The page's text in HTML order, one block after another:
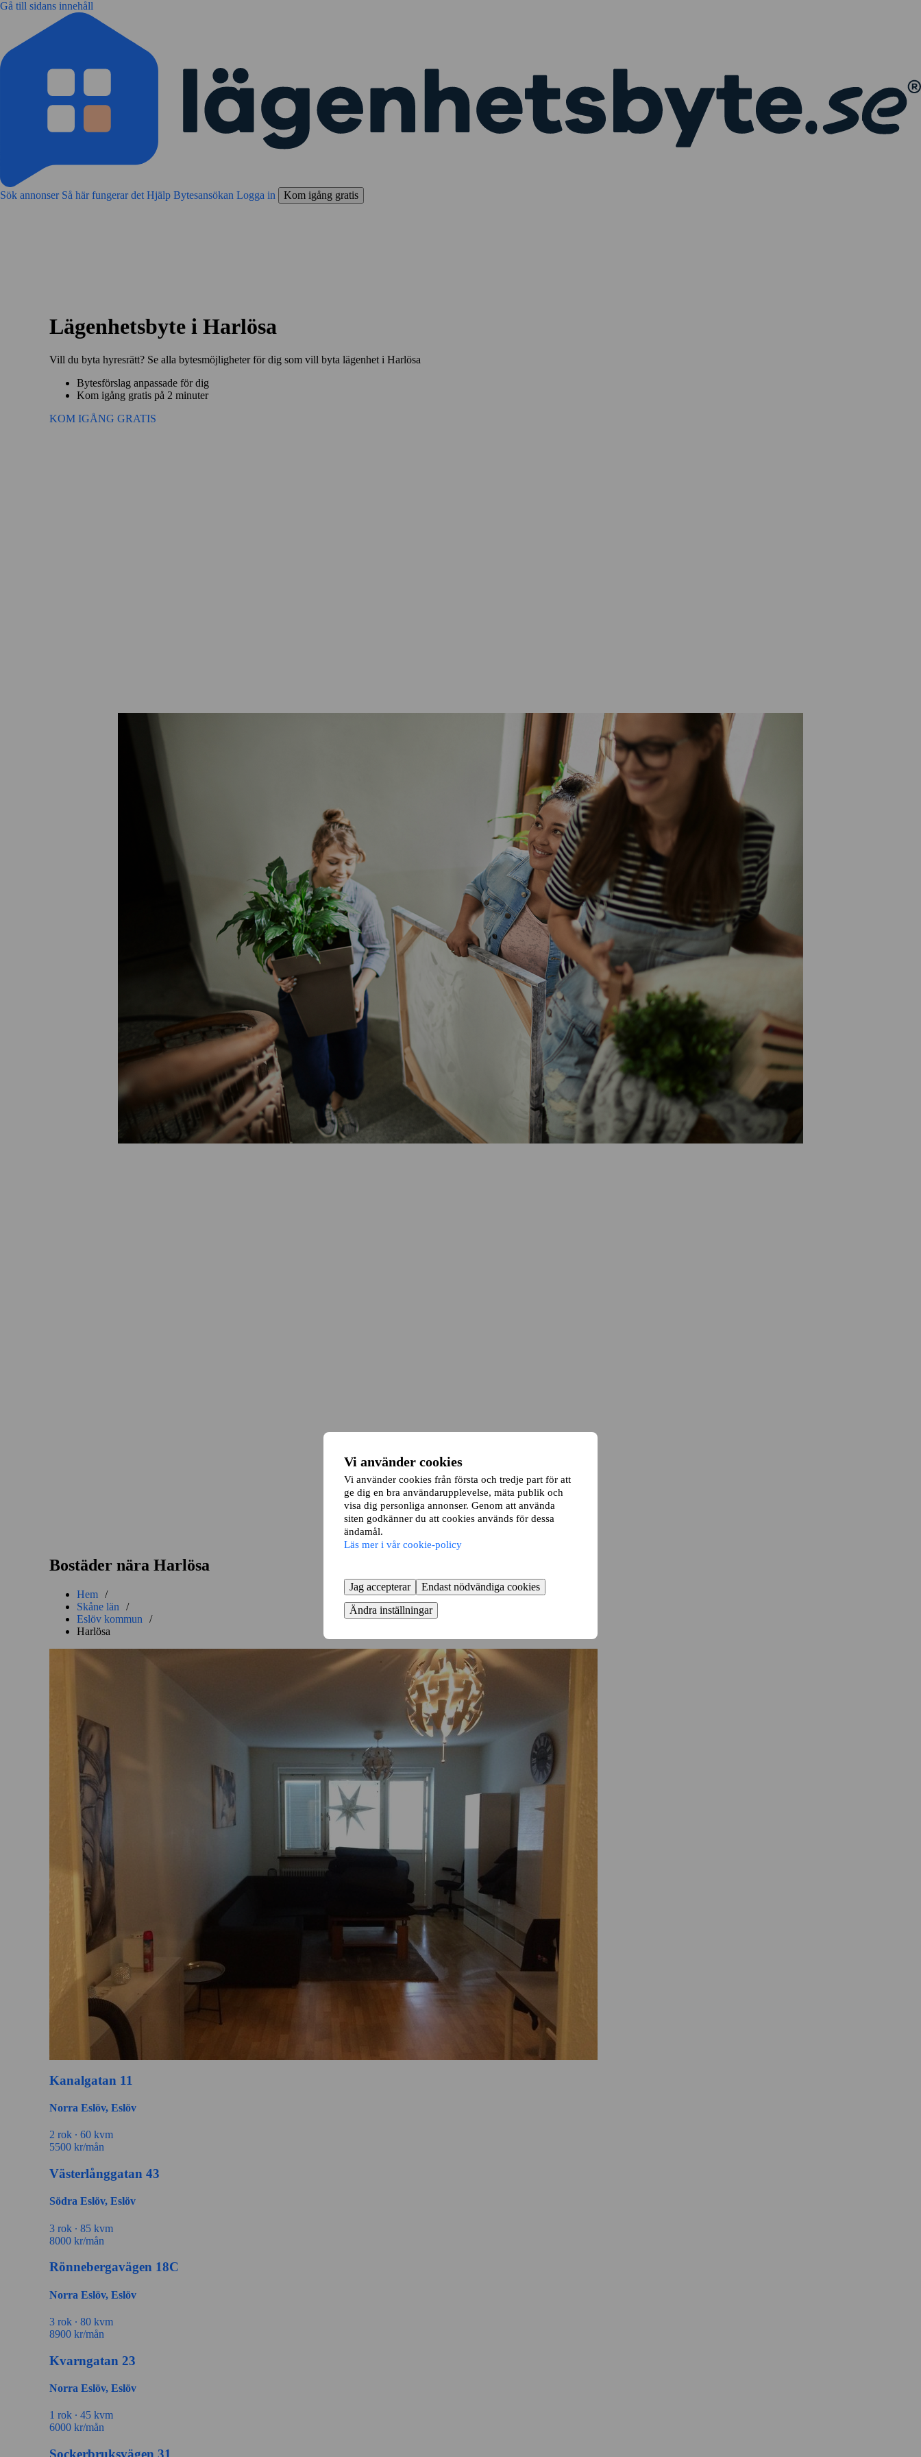
Gå till sidans innehåll
Vi använder cookies
Vi använder cookies från första och tredje part för att
ge dig en bra användarupplevelse, mäta publik och
visa dig personliga annonser. Genom att använda
siten godkänner du att cookies används för dessa
ändamål.
Läs mer i vår cookie-policy
Jag accepterar
Endast nödvändiga cookies
Ändra inställningar
Sök annonser Så här fungerar det Hjälp Bytesansökan Logga in Kom igång gratis
Lägenhetsbyte i Harlösa
Vill du byta hyresrätt? Se alla bytesmöjligheter för dig som vill byta lägenhet i Harlösa
Bytesförslag anpassade för dig
Kom igång gratis på 2 minuter
KOM IGÅNG GRATIS
Bostäder nära Harlösa
Hem /
Skåne län
/
Eslöv kommun
/
Harlösa
Kanalgatan 11
Norra Eslöv, Eslöv
2 rok ∙ 60 kvm
5500 kr/mån
Västerlånggatan 43
Södra Eslöv, Eslöv
3 rok ∙ 85 kvm
8000 kr/mån
Rönnebergavägen 18C
Norra Eslöv, Eslöv
3 rok ∙ 80 kvm
8900 kr/mån
Kvarngatan 23
Norra Eslöv, Eslöv
1 rok ∙ 45 kvm
6000 kr/mån
Sockerbruksvägen 31